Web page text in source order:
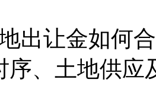
让金如何合
序、土地供应